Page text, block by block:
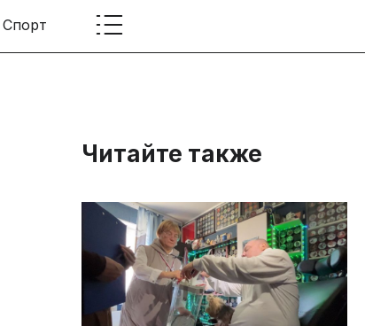
Спорт
Читайте также